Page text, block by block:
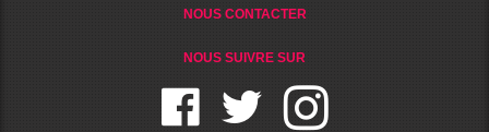
NOUS CONTACTER
NOUS SUIVRE SUR